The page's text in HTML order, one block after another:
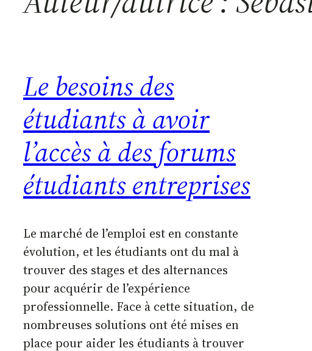
Le besoins des
étudiants à avoir
l’accès à des forums
étudiants entreprises
Le marché de l’emploi est en constante
évolution, et les étudiants ont du mal à
trouver des stages et des alternances
pour acquérir de l’expérience
professionnelle. Face à cette situation, de
nombreuses solutions ont été mises en
place pour aider les étudiants à trouver